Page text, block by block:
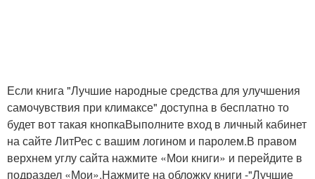
Если книга "Лучшие народные средства для улучшения
самочувствия при климаксе" доступна в бесплатно то
будет вот такая кнопкаВыполните вход в личный кабинет
на сайте ЛитРес с вашим логином и паролем.В правом
верхнем углу сайта нажмите «Мои книги» и перейдите в
подраздел «Мои».Нажмите на обложку книги -"Лучшие